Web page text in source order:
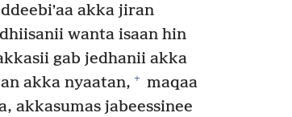
akka jiran
wanta isaan hin
gab jedhanii akka
akka nyaatan, + maqaa
akkasumas jabeessinee